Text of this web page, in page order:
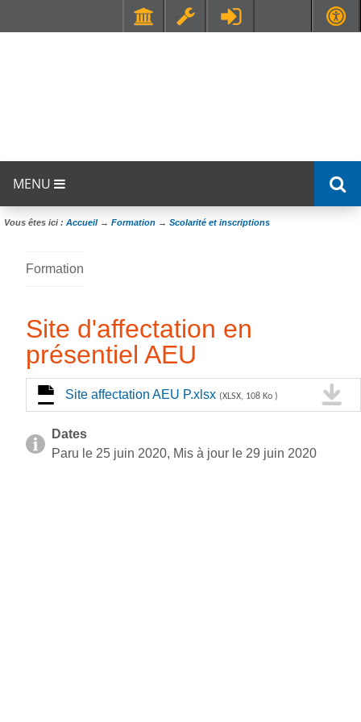
MENU
Vous êtes ici : Accueil→ Formation → Scolarité et inscriptions
Formation
Site d'affectation en
présentiel AEU
Site affectation AEU P.xlsx (XLSX, 108 Ko )
Dates
Paru le 25 juin 2020, Mis à jour le 29 juin 2020